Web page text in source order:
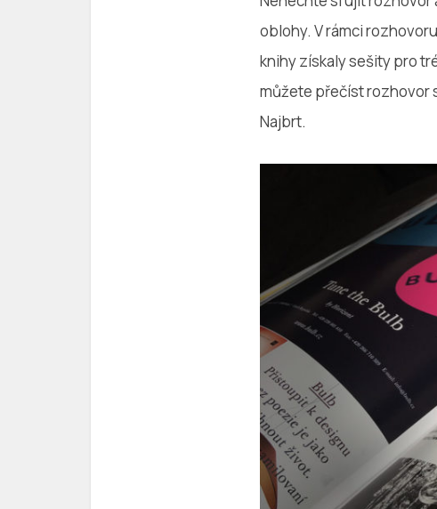
oblohy. V rámci
knihy získaly sešity pro
můžete přečíst rozhovor
Najbrt.